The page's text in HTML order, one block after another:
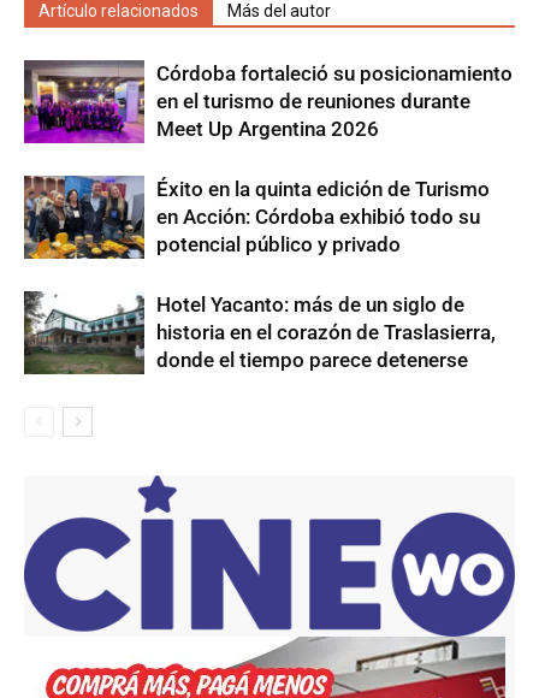
Artículo relacionados Más del autor
Córdoba fortaleció su posicionamiento
en el turismo de reuniones durante
Meet Up Argentina 2026
Éxito en la quinta edición de Turismo
en Acción: Córdoba exhibió todo su
potencial público y privado
Hotel Yacanto: más de un siglo de
historia en el corazón de Traslasierra,
donde el tiempo parece detenerse